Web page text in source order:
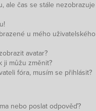
ale čas se stále nezobrazuje
u mého uživatelského
avatar?
ji můžu změnit?
fóra, musím se přihlásit?
nebo poslat odpověď?